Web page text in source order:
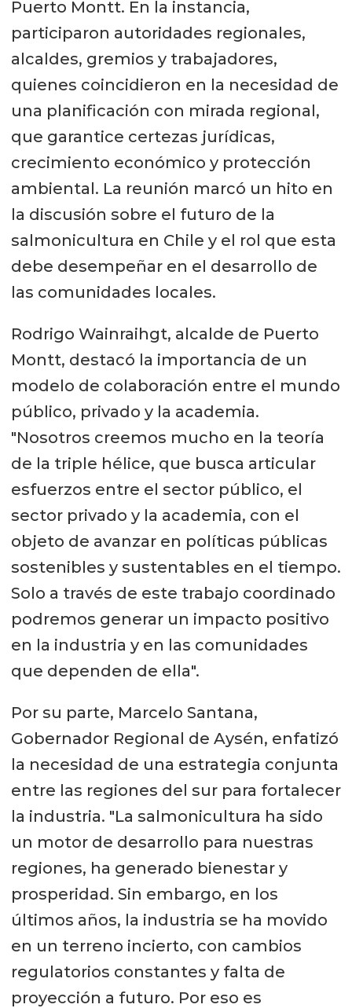
Puerto Montt. En la instancia,
participaron autoridades regionales,
alcaldes, gremios y trabajadores,
quienes coincidieron en la necesidad de
una planificación con mirada regional,
que garantice certezas jurídicas,
crecimiento económico y protección
ambiental. La reunión marcó un hito en
la discusión sobre el futuro de la
salmonicultura en Chile y el rol que esta
debe desempeñar en el desarrollo de
las comunidades locales.
Rodrigo Wainraihgt, alcalde de Puerto
Montt, destacó la importancia de un
modelo de colaboración entre el mundo
público, privado y la academia.
"Nosotros creemos mucho en la teoría
de la triple hélice, que busca articular
esfuerzos entre el sector público, el
sector privado y la academia, con el
objeto de avanzar en políticas públicas
sostenibles y sustentables en el tiempo.
Solo a través de este trabajo coordinado
podremos generar un impacto positivo
en la industria y en las comunidades
que dependen de ella".
Por su parte, Marcelo Santana,
Gobernador Regional de Aysén, enfatizó
la necesidad de una estrategia conjunta
entre las regiones del sur para fortalecer
la industria. "La salmonicultura ha sido
un motor de desarrollo para nuestras
regiones, ha generado bienestar y
prosperidad. Sin embargo, en los
últimos años, la industria se ha movido
en un terreno incierto, con cambios
regulatorios constantes y falta de
proyección a futuro. Por eso es